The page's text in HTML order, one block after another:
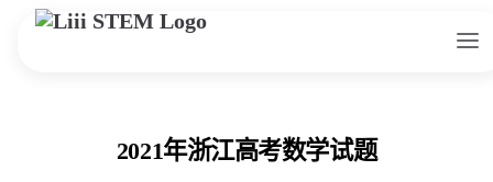
Skip to content
2021年浙江高考数学试题